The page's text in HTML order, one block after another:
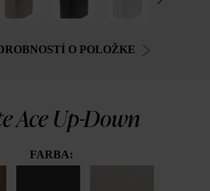
O POLOŽKE
Ace Up-Down
FARBA: